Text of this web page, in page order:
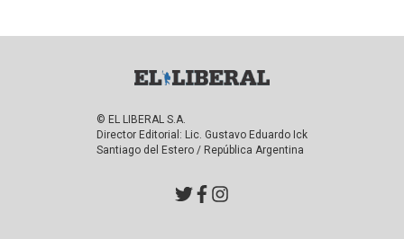
© EL LIBERAL S.A.
Director Editorial: Lic. Gustavo Eduardo Ick
Santiago del Estero / República Argentina